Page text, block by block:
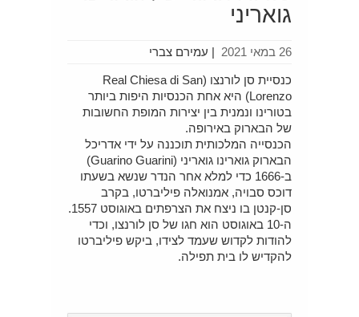
גואריני
עמירם צברי | 26 במאי 2021
כנסיית סן לורנצו (Real Chiesa di San
Lorenzo) היא אחת הכנסיות היפות ביותר
בטורינו ונמנית בין יצירות המופת החשובות
של הבארוק באירופה.
הכנסייה המלכותית תוכננה על ידי אדריכל
הבארוק גוארינו גואריני (Guarino Guarini)
ב-1666 כדי למלא אחר הנדר שנשא בשעתו
דוכס סבויה, אמנואלה פיליברטו, בקרב
סן-קנטן בו ניצח את הצרפתים באוגוסט 1557.
ה-10 באוגוסט הוא חגו של סן לורנצו, וכדי
להודות לקדוש שעמד לצידו, ביקש פיליברטו
להקדיש לו בית תפילה.